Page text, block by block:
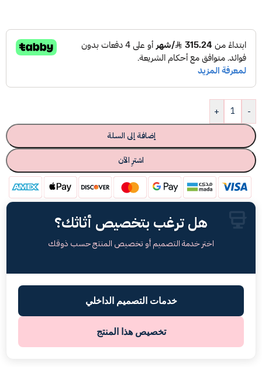
-
+
إضافة إلى السلة
اشترِ الآن
هل ترغب بتخصيص أثاثك؟
اختر خدمة التصميم أو تخصيص المنتج حسب ذوقك
خدمات التصميم الداخلي
تخصيص هذا المنتج